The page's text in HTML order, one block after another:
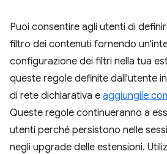
Puoi consentire agli utenti di
filtro dei contenuti fornendo
configurazione dei filtri nella tua
queste regole definite dall'utente
di rete dichiarativa e aggiungile
Queste regole continueranno a
utenti perché persistono nelle
negli upgrade delle estensioni.